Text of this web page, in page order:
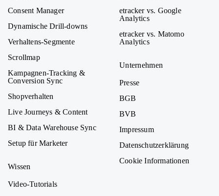
Consent Manager
Dynamische Drill-downs
Verhaltens-Segmente
Scrollmap
Kampagnen-Tracking &
Conversion Sync
Shopverhalten
Live Journeys & Content
BI & Data Warehouse Sync
Setup für Marketer
Wissen
Video-Tutorials
etracker vs. Google
Analytics
etracker vs. Matomo
Analytics
Unternehmen
Presse
BGB
BVB
Impressum
Datenschutzerklärung
Cookie Informationen